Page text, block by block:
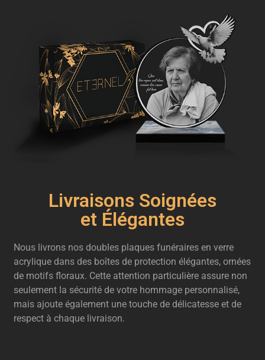
Livraisons Soignées
et Élégantes
Nous livrons nos doubles plaques funéraires en verre
acrylique dans des boîtes de protection élégantes, ornées
de motifs floraux. Cette attention particulière assure non
seulement la sécurité de votre hommage personnalisé,
mais ajoute également une touche de délicatesse et de
respect à chaque livraison.